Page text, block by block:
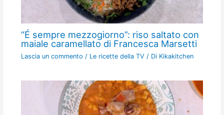
“É sempre mezzogiorno”: riso saltato con
maiale caramellato di Francesca Marsetti
Lascia un commento / Le ricette della TV / Di Kikakitchen